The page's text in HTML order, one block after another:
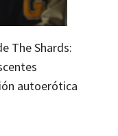
The Shards:
autoerótica